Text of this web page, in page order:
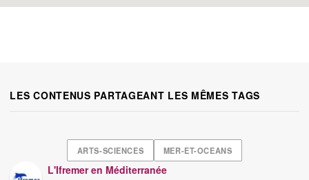
LES CONTENUS PARTAGEANT LES MÊMES TAGS
ARTS-SCIENCES MER-ET-OCEANS
L'Ifremer en Méditerranée